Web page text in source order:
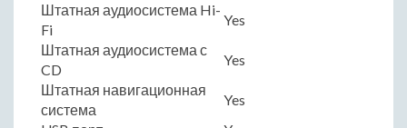
Штатная аудиосистема Hi-
Fi
Yes
Штатная аудиосистема с
CD
Yes
Штатная навигационная
система
Yes